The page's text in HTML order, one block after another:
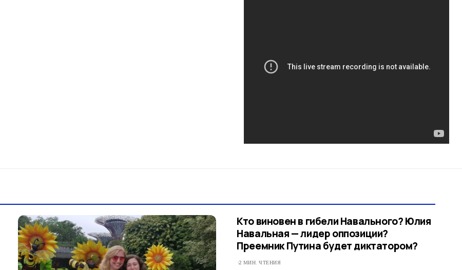
Кто виновен в гибели Навального? Юлия
Навальная — лидер оппозиции?
Преемник Путина будет диктатором?
2 МИН. ЧТЕНИЯ